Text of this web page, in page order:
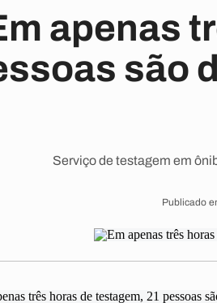
apenas
são
Serviço de testagem em
Publicado